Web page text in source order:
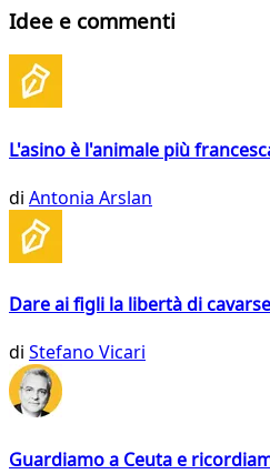
Idee e commenti
L'asino è l'animale più
di Antonia Arslan
Dare ai figli la libertà di
di Stefano Vicari
Guardiamo a Ceuta e